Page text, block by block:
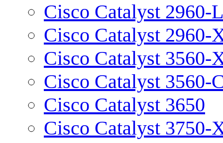
Cisco Catalyst 2960-L
Cisco Catalyst 2960-
Cisco Catalyst 3560-
Cisco Catalyst 3560-
Cisco Catalyst 3650
Cisco Catalyst 3750-